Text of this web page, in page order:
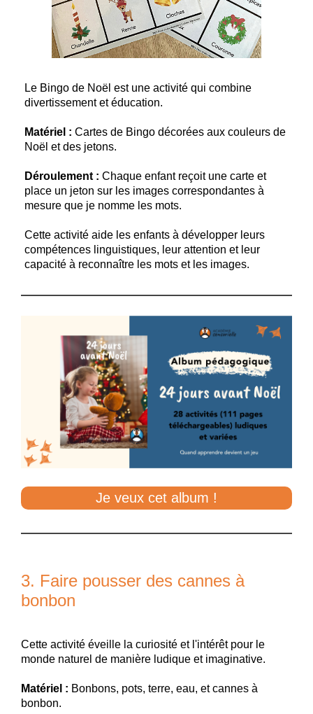
Le Bingo de Noël est une activité qui combine
divertissement et éducation.
Matériel : Cartes de Bingo décorées aux couleurs de
Noël et des jetons.
Déroulement : Chaque enfant reçoit une carte et
place un jeton sur les images correspondantes à
mesure que je nomme les mots.
Cette activité aide les enfants à développer leurs
compétences linguistiques, leur attention et leur
capacité à reconnaître les mots et les images.
Je veux cet album !
3. Faire pousser des cannes à
bonbon
Cette activité éveille la curiosité et l'intérêt pour le
monde naturel de manière ludique et imaginative.
Matériel : Bonbons, pots, terre, eau, et cannes à
bonbon.